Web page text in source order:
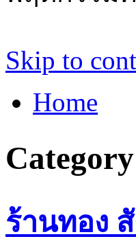
Skip to
Home
ร้านทอง